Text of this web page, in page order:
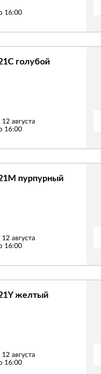
16:00
голубой
августа
16:00
пурпурный
августа
16:00
желтый
августа
16:00